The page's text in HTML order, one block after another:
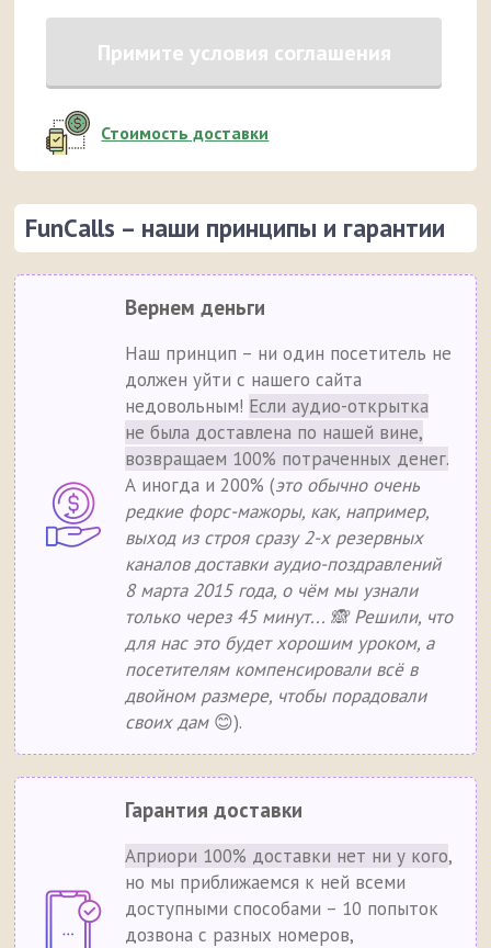
Примите условия соглашения
Стоимость доставки
FunCalls – наши принципы и гарантии
Вернем деньги
Наш принцип – ни один посетитель не
должен уйти с нашего сайта
недовольным! Если аудио-открытка
не была доставлена по нашей вине,
возвращаем 100% потраченных денег.
А иногда и 200% (это обычно очень
редкие форс-мажоры, как, например,
выход из строя сразу 2-х резервных
каналов доставки аудио-поздравлений
8 марта 2015 года, о чём мы узнали
только через 45 минут... 🙈 Решили, что
для нас это будет хорошим уроком, а
посетителям компенсировали всё в
двойном размере, чтобы порадовали
своих дам😊).
Гарантия доставки
Априори 100% доставки нет ни у кого,
но мы приближаемся к ней всеми
доступными способами – 10 попыток
дозвона с разных номеров,